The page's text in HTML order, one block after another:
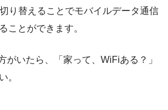
り替えることでモバイルデータ通信
ことができます。
がいたら、「家って、WiFiある？」
。